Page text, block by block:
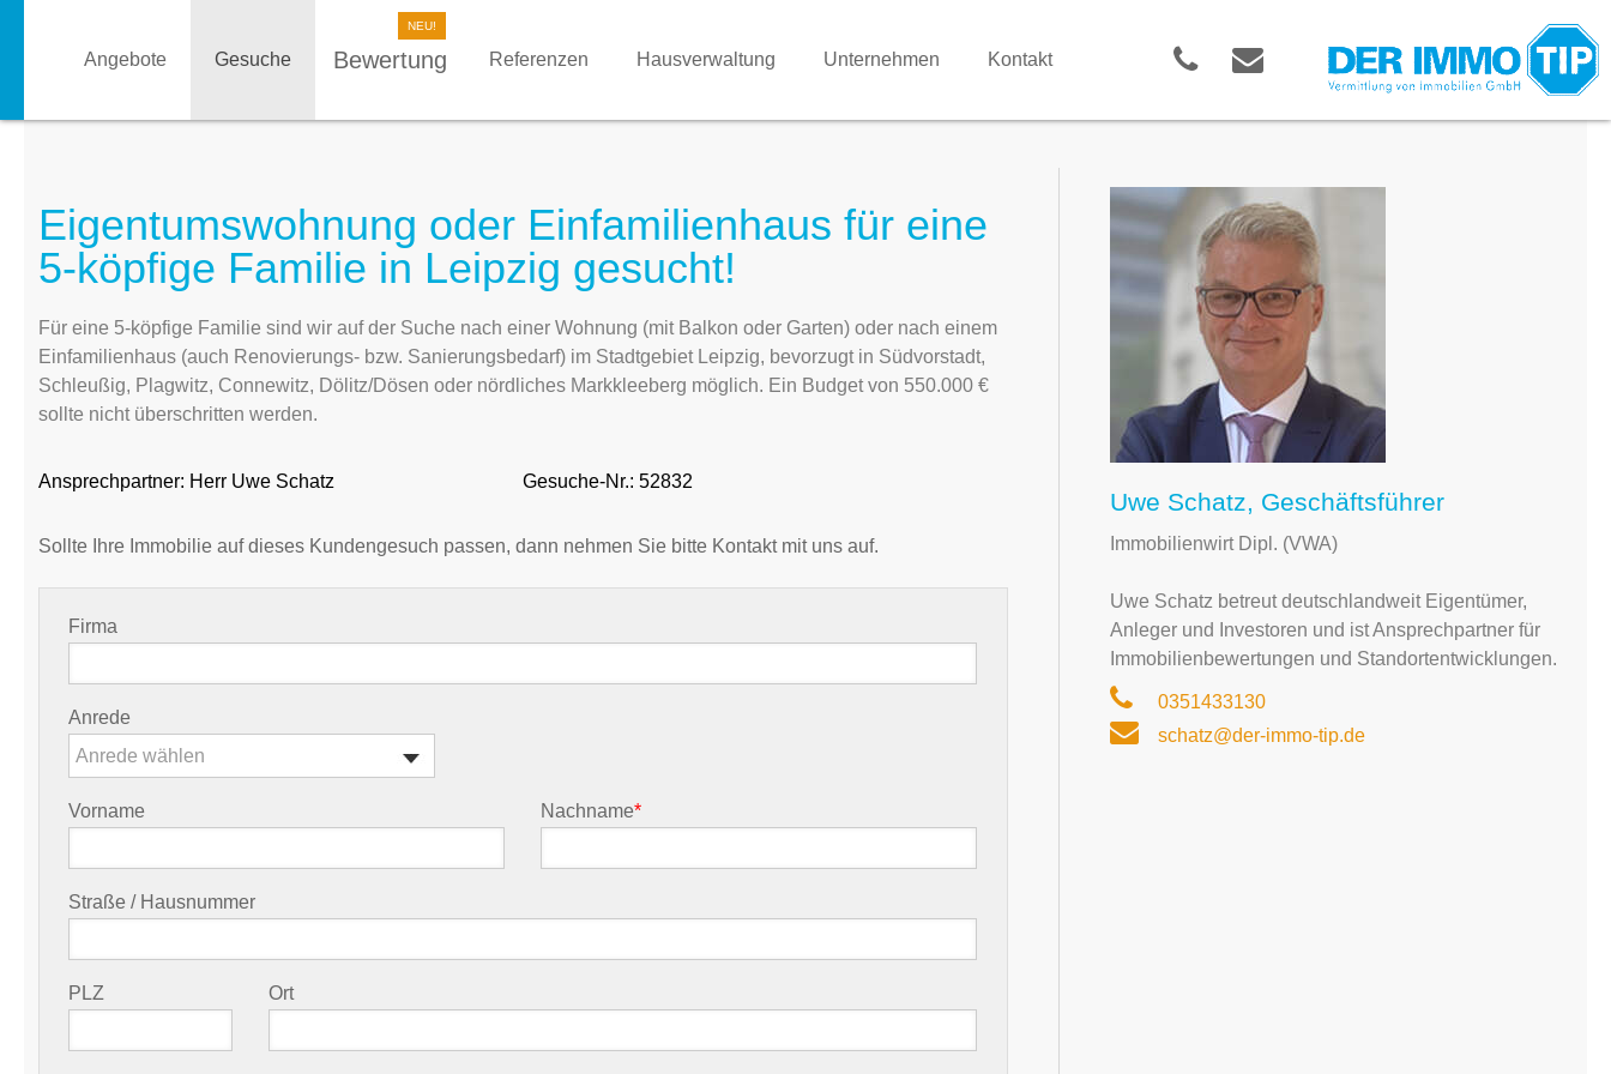
Angebote Gesuche Bewertung Referenzen Hausverwaltung Unternehmen Kontakt
Eigentumswohnung oder Einfamilienhaus für eine
5-köpfige Familie in Leipzig gesucht!
Für eine 5-köpfige Familie sind wir auf der Suche nach einer Wohnung (mit Balkon oder Garten) oder nach einem
Einfamilienhaus (auch Renovierungs- bzw. Sanierungsbedarf) im Stadtgebiet Leipzig, bevorzugt in Südvorstadt,
Schleußig, Plagwitz, Connewitz, Dölitz/Dösen oder nördliches Markkleeberg möglich. Ein Budget von 550.000 €
sollte nicht überschritten werden.
Ansprechpartner: Herr Uwe Schatz Gesuche-Nr.: 52832
Sollte Ihre Immobilie auf dieses Kundengesuch passen, dann nehmen Sie bitte Kontakt mit uns auf.
Firma
Anrede
Anrede wählen
Vorname Nachname*
Straße / Hausnummer
PLZ Ort
Uwe Schatz, Geschäftsführer
Immobilienwirt Dipl. (VWA)
Uwe Schatz betreut deutschlandweit Eigentümer,
Anleger und Investoren und ist Ansprechpartner für
Immobilienbewertungen und Standortentwicklungen.
0351433130
schatz@der-immo-tip.de